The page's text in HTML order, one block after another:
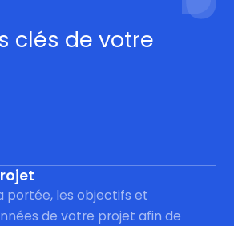
clés de votre
portée, les objectifs et
de votre projet afin de